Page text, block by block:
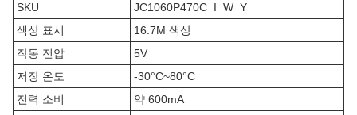
SKU
JC1060P470C_I_W_Y
색상 표시
16.7M 색상
작동 전압
5V
저장 온도
-30°C~80°C
전력 소비
약 600mA